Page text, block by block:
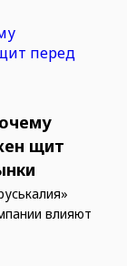
щит
влияют